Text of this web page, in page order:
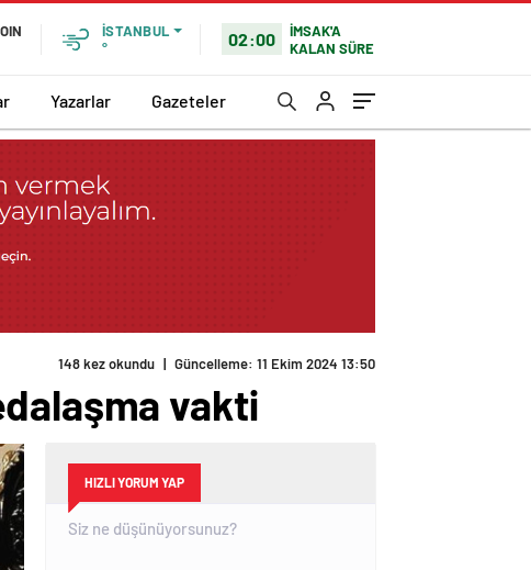
İSTANBUL
°
02:00
İMSAK'A
KALAN SÜRE
Yazarlar Gazeteler
148 kez okundu | Güncelleme: 11 Ekim 2024 13:50
vakti
HIZLI YORUM YAP